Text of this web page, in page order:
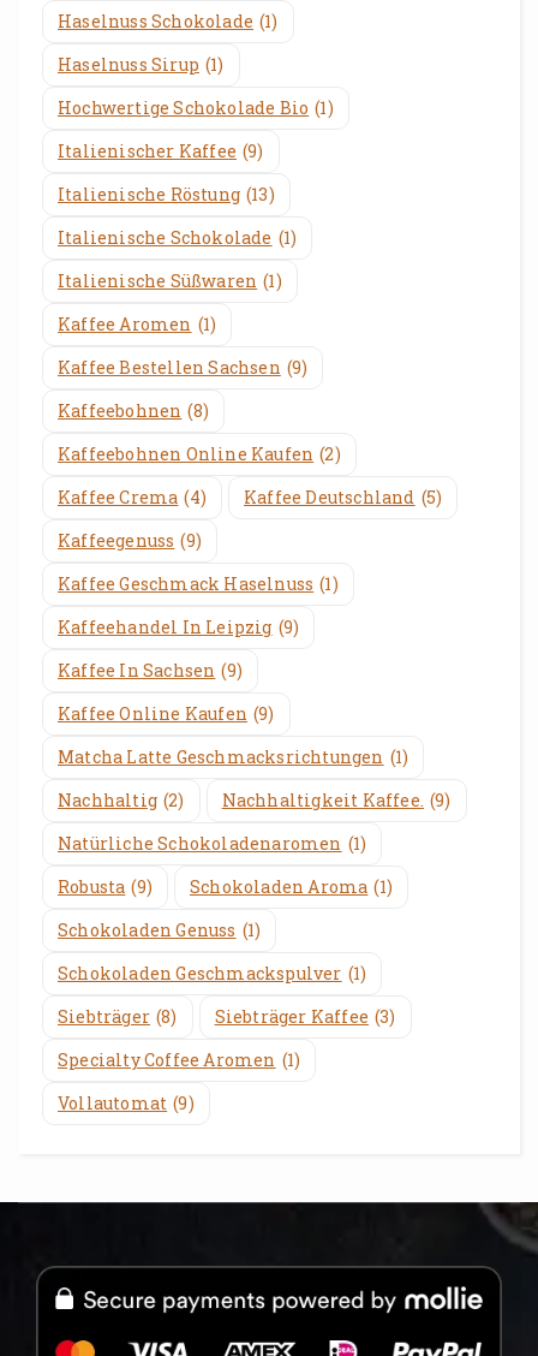
Haselnuss Schokolade (1)
Haselnuss Sirup (1)
Hochwertige Schokolade Bio (1)
Italienischer Kaffee (9)
Italienische Röstung (13)
Italienische Schokolade (1)
Italienische Süßwaren (1)
Kaffee Aromen (1)
Kaffee Bestellen Sachsen (9)
Kaffeebohnen (8)
Kaffeebohnen Online Kaufen (2)
Kaffee Crema (4) Kaffee Deutschland (5)
Kaffeegenuss (9)
Kaffee Geschmack Haselnuss (1)
Kaffeehandel In Leipzig (9)
Kaffee In Sachsen (9)
Kaffee Online Kaufen (9)
Matcha Latte Geschmacksrichtungen (1)
Nachhaltig (2) Nachhaltigkeit Kaffee. (9)
Natürliche Schokoladenaromen (1)
Robusta (9) Schokoladen Aroma (1)
Schokoladen Genuss (1)
Schokoladen Geschmackspulver (1)
Siebträger (8) Siebträger Kaffee (3)
Specialty Coffee Aromen (1)
Vollautomat (9)